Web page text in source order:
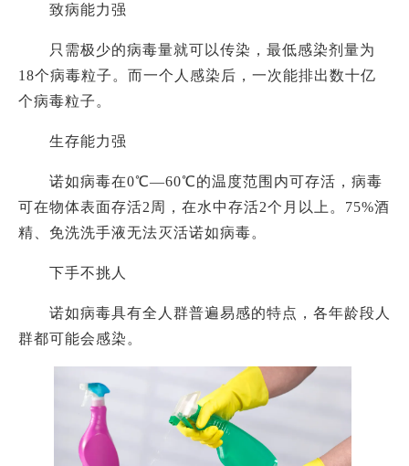
致病能力强
只需极少的病毒量就可以传染，最低感染剂量为
18个病毒粒子。而一个人感染后，一次能排出数十亿
个病毒粒子。
生存能力强
诺如病毒在0℃—60℃的温度范围内可存活，病毒
可在物体表面存活2周，在水中存活2个月以上。75%酒
精、免洗洗手液无法灭活诺如病毒。
下手不挑人
诺如病毒具有全人群普遍易感的特点，各年龄段人
群都可能会感染。